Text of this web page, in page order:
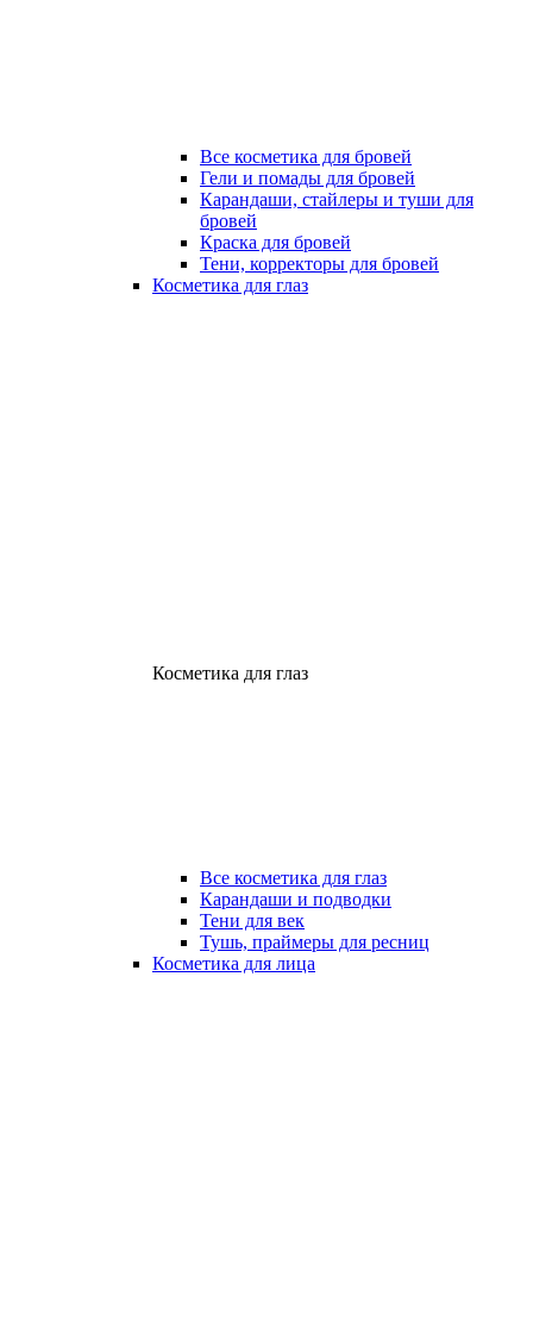
Все косметика для бровей
Гели и помады для бровей
Карандаши, стайлеры и туши для
бровей
Краска для бровей
Тени, корректоры для бровей
Косметика для глаз
Косметика для глаз
Все косметика для глаз
Карандаши и подводки
Тени для век
Тушь, праймеры для ресниц
Косметика для лица